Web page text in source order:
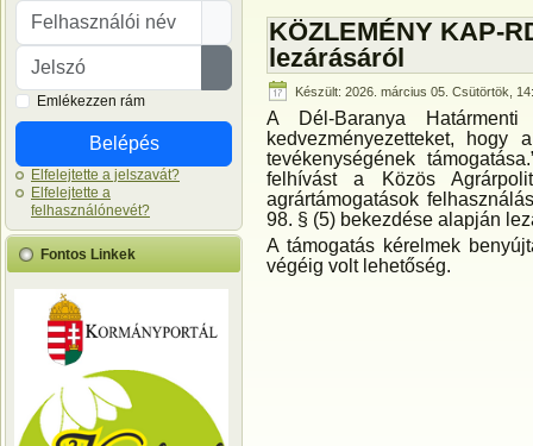
Felhasználói név
Jelszó
Jelszó megjelenítése
Emlékezzen rám
Belépés
Elfelejtette a jelszavát?
Elfelejtette a
felhasználónevét?
Fontos Linkek
KÖZLEMÉNY KAP-
lezárásáról
Készült: 2026. március 05. Csütörtök,
A Dél-Baranya
kedvezményezetteket, hogy
tevékenységének
felhívást a Közös
agrártámogatások
98. § (5) bekezdése alapján
A támogatás kérelmek
végéig volt lehetőség.